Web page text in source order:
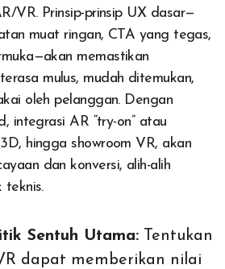
VR. Prinsip-prinsip UX dasar—
muat ringan, CTA yang tegas,
memastikan
mulus, mudah ditemukan,
oleh pelanggan. Dengan
integrasi AR “try-on” atau
hingga showroom VR, akan
dan konversi, alih-alih
teknis.
Sentuh Utama: Tentukan
dapat memberikan nilai